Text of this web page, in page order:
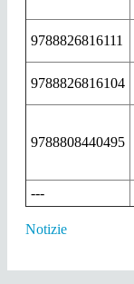
9788826816111
9788826816104
9788808440495
---
Notizie